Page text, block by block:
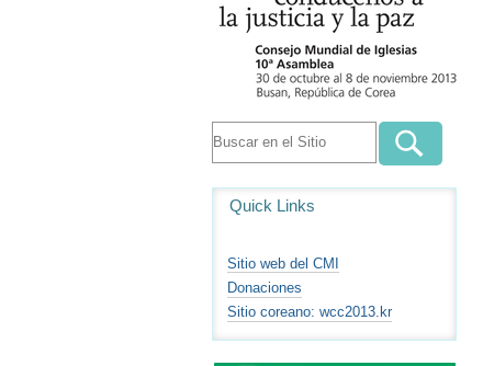
Quick Links
Sitio web del CMI
Donaciones
Sitio coreano: wcc2013.kr